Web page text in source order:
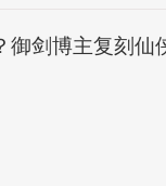
御剑博主复刻仙